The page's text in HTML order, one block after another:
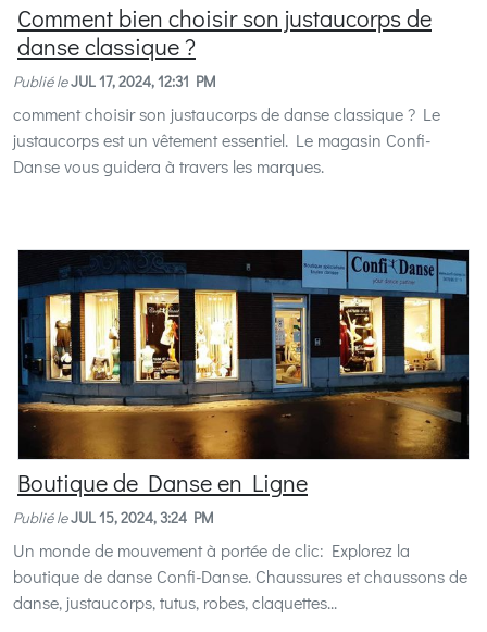
Comment bien choisir son justaucorps de
danse classique ?
Publié leJUL 17, 2024, 12:31 PM
comment choisir son justaucorps de danse classique ? Le
justaucorps est un vêtement essentiel. Le magasin Confi-
Danse vous guidera à travers les marques.
Boutique de Danse en Ligne
Publié leJUL 15, 2024, 3:24 PM
Un monde de mouvement à portée de clic: Explorez la
boutique de danse Confi-Danse. Chaussures et chaussons de
danse, justaucorps, tutus, robes, claquettes...